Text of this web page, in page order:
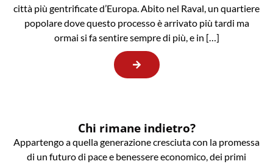
città più gentrificate d’Europa. Abito nel Raval, un quartiere
popolare dove questo processo è arrivato più tardi ma
ormai si fa sentire sempre di più, e in […]
Chi rimane indietro?
Appartengo a quella generazione cresciuta con la promessa
di un futuro di pace e benessere economico, dei primi